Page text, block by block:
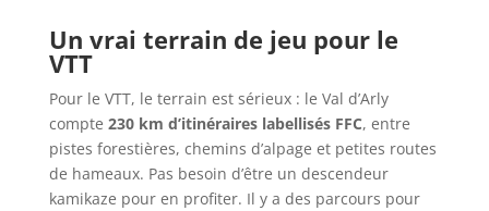
Un vrai terrain de jeu pour le
VTT
Pour le VTT, le terrain est sérieux : le Val d’Arly
compte 230 km d’itinéraires labellisés FFC, entre
pistes forestières, chemins d’alpage et petites routes
de hameaux. Pas besoin d’être un descendeur
kamikaze pour en profiter. Il y a des parcours pour